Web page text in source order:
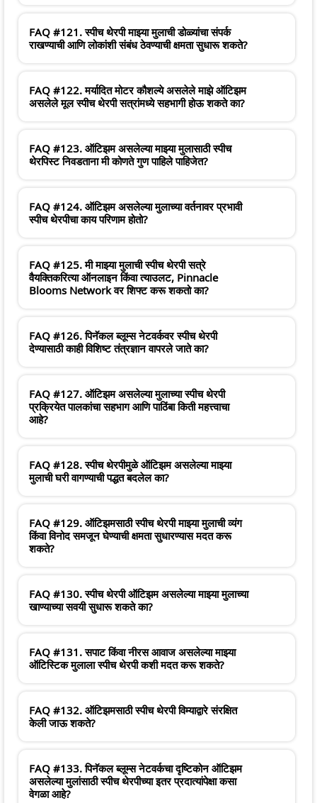
FAQ #121. स्पीच थेरपी माझ्या मुलाची डोळ्यांचा संपर्क
राखण्याची आणि लोकांशी संबंध ठेवण्याची क्षमता सुधारू शकते?
FAQ #122. मर्यादित मोटर कौशल्ये असलेले माझे ऑटिझम
असलेले मूल स्पीच थेरपी सत्रांमध्ये सहभागी होऊ शकते का?
FAQ #123. ऑटिझम असलेल्या माझ्या मुलासाठी स्पीच
थेरपिस्ट निवडताना मी कोणते गुण पाहिले पाहिजेत?
FAQ #124. ऑटिझम असलेल्या मुलाच्या वर्तनावर प्रभावी
स्पीच थेरपीचा काय परिणाम होतो?
FAQ #125. मी माझ्या मुलाची स्पीच थेरपी सत्रे
वैयक्तिकरित्या ऑनलाइन किंवा त्याउलट, Pinnacle
Blooms Network वर शिफ्ट करू शकतो का?
FAQ #126. पिनॅकल ब्लूम्स नेटवर्कवर स्पीच थेरपी
देण्यासाठी काही विशिष्ट तंत्रज्ञान वापरले जाते का?
FAQ #127. ऑटिझम असलेल्या मुलाच्या स्पीच थेरपी
प्रक्रियेत पालकांचा सहभाग आणि पाठिंबा किती महत्त्वाचा
आहे?
FAQ #128. स्पीच थेरपीमुळे ऑटिझम असलेल्या माझ्या
मुलाची घरी वागण्याची पद्धत बदलेल का?
FAQ #129. ऑटिझमसाठी स्पीच थेरपी माझ्या मुलाची व्यंग
किंवा विनोद समजून घेण्याची क्षमता सुधारण्यास मदत करू
शकते?
FAQ #130. स्पीच थेरपी ऑटिझम असलेल्या माझ्या मुलाच्या
खाण्याच्या सवयी सुधारू शकते का?
FAQ #131. सपाट किंवा नीरस आवाज असलेल्या माझ्या
ऑटिस्टिक मुलाला स्पीच थेरपी कशी मदत करू शकते?
FAQ #132. ऑटिझमसाठी स्पीच थेरपी विम्याद्वारे संरक्षित
केली जाऊ शकते?
FAQ #133. पिनॅकल ब्लूम्स नेटवर्कचा दृष्टिकोन ऑटिझम
असलेल्या मुलांसाठी स्पीच थेरपीच्या इतर प्रदात्यांपेक्षा कसा
वेगळा आहे?